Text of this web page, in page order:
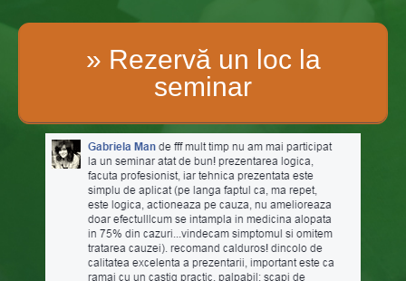
» Rezervă un loc la
seminar